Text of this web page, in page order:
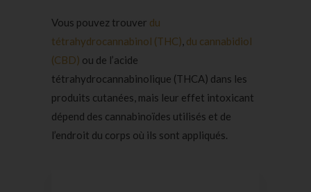
Vous pouvez trouver du
tétrahydrocannabinol (THC), du cannabidiol
(CBD) ou de l’acide
tétrahydrocannabinolique (THCA) dans les
produits cutanées, mais leur effet intoxicant
dépend des cannabinoïdes utilisés et de
l’endroit du corps où ils sont appliqués.